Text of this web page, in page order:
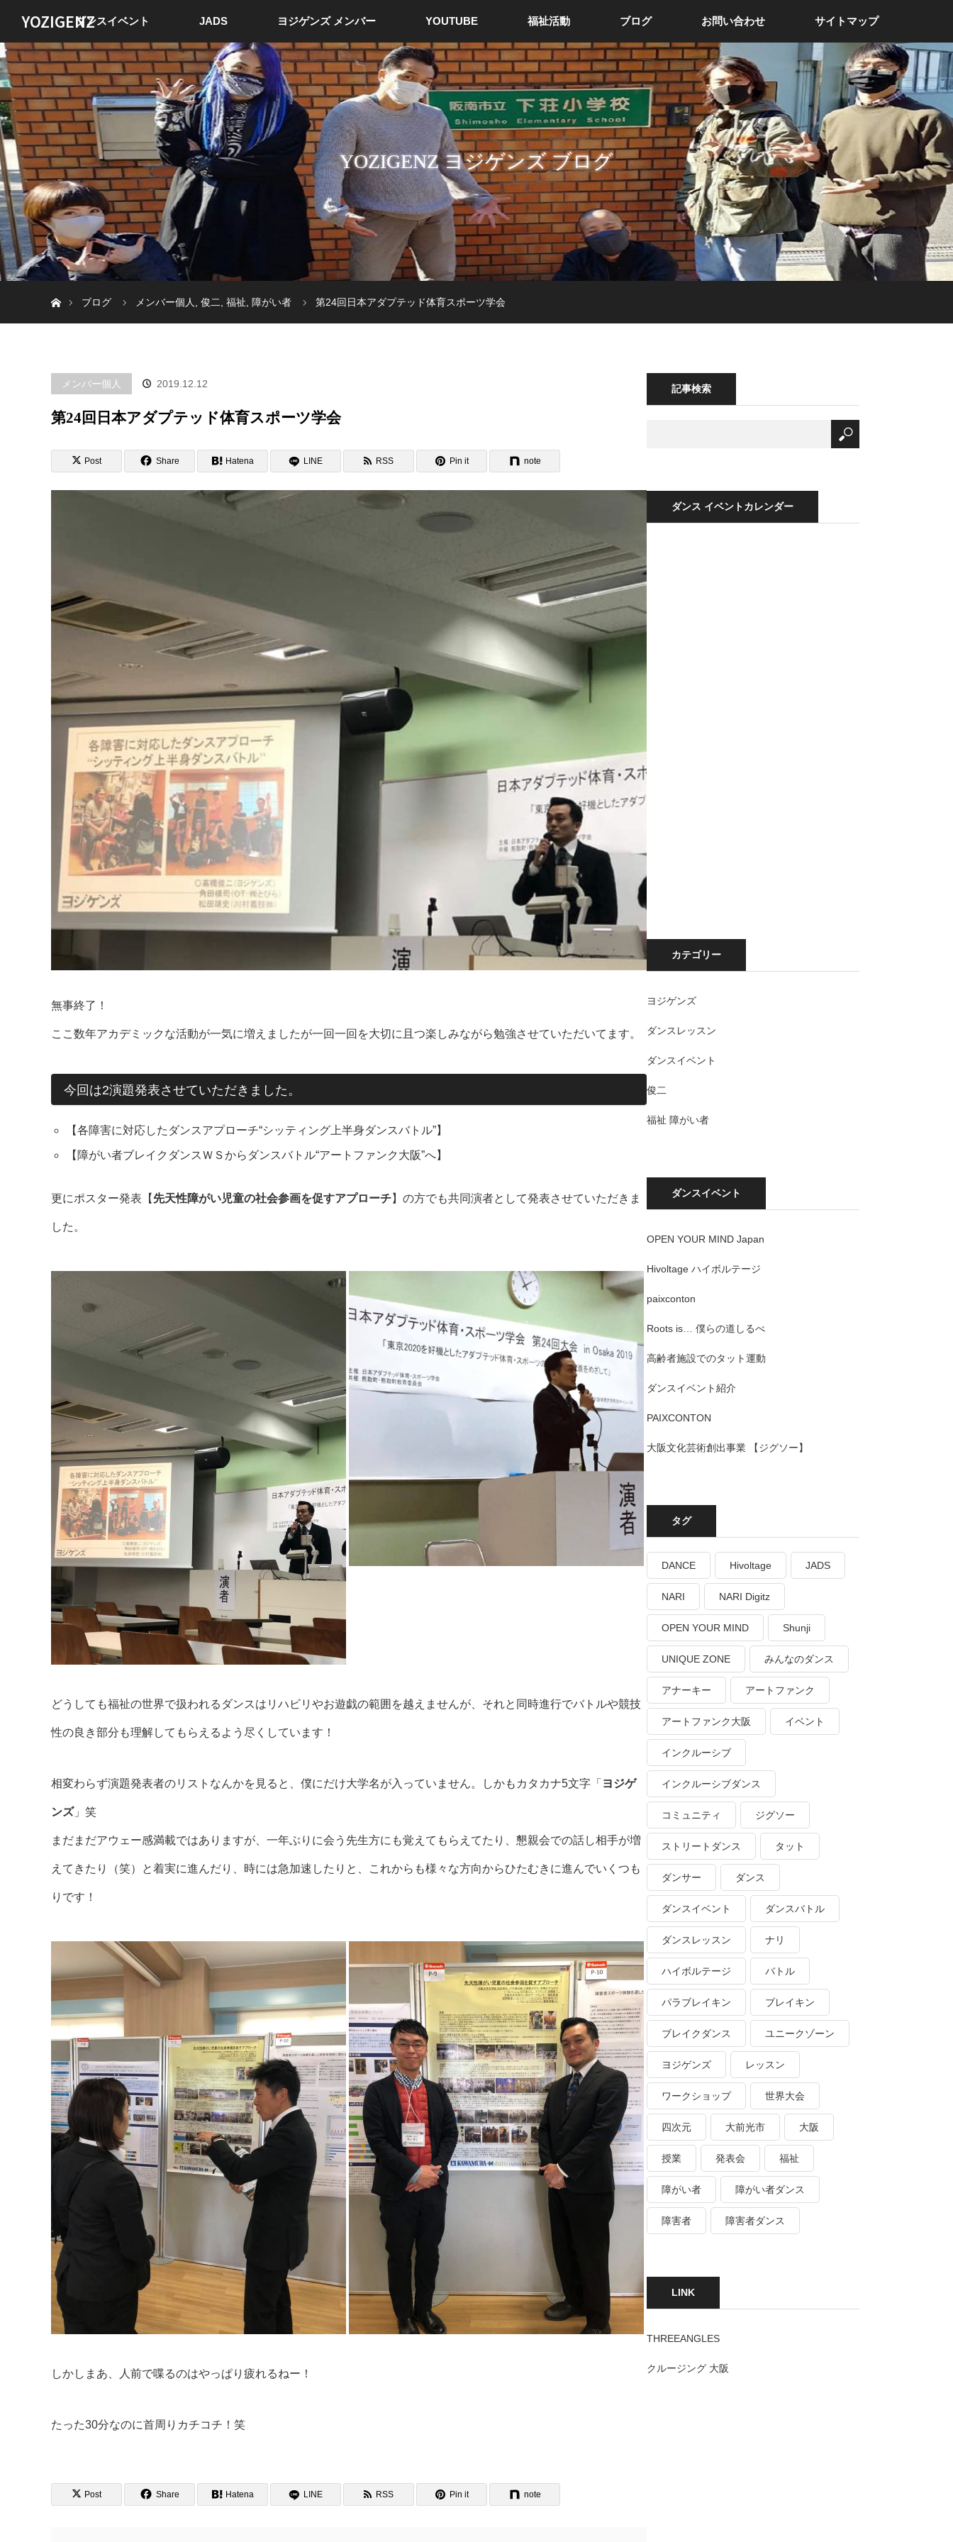
YOZIGENZダンスイベント JADS ヨジゲンズ メンバー YOUTUBE 福祉活動 ブログ お問い合わせ サイトマップ
YOZIGENZ ヨジゲンズ ブログ
ブログ
メンバー個人 俊二 福祉 障がい者 第24回日本アダプテッド体育スポーツ学会
メンバー個人 2019.12.12
第24回日本アダプテッド体育スポーツ学会
Post Share Hatena LINE RSS Pin it note
無事終了！
ここ数年アカデミックな活動が一気に増えましたが一回一回を大切に且つ楽しみながら勉強させていただいてます。
今回は2演題発表させていただきました。
【各障害に対応したダンスアプローチ“シッティング上半身ダンスバトル”】
【障がい者ブレイクダンスＷＳからダンスバトル“アートファンク大阪”へ】
更にポスター発表【 先天性障がい児童の社会参画を促すアプローチ】の方でも共同演者として発表させていただきま
した。
どうしても福祉の世界で扱われるダンスはリハビリやお遊戯の範囲を越えませんが、それと同時進行でバトルや競技
性の良き部分も理解してもらえるよう尽くしています！
相変わらず演題発表者のリストなんかを見ると、僕にだけ大学名が入っていません。しかもカタカナ5文字「 ヨジゲ
ンズ」笑
まだまだアウェー感満載ではありますが、一年ぶりに会う先生方にも覚えてもらえてたり、懇親会での話し相手が増
えてきたり（笑）と着実に進んだり、時には急加速したりと、これからも様々な方向からひたむきに進んでいくつも
りです！
しかしまあ、人前で喋るのはやっぱり疲れるねー！
たった30分なのに首周りカチコチ！笑
Post Share Hatena LINE RSS Pin it note
記事検索
ダンス イベントカレンダー
カテゴリー
ヨジゲンズ
ダンスレッスン
ダンスイベント
俊二
福祉 障がい者
ダンスイベント
OPEN YOUR MIND Japan
Hivoltage ハイボルテージ
paixconton
Roots is… 僕らの道しるべ
高齢者施設でのタット運動
ダンスイベント紹介
PAIXCONTON
大阪文化芸術創出事業 【ジグソー】
タグ
DANCE Hivoltage JADS
NARI NARI Digitz
OPEN YOUR MIND Shunji
UNIQUE ZONE みんなのダンス
アナーキー アートファンク
アートファンク大阪 イベント
インクルーシブ
インクルーシブダンス
コミュニティ ジグソー
ストリートダンス タット
ダンサー ダンス
ダンスイベント ダンスバトル
ダンスレッスン ナリ
ハイボルテージ バトル
パラブレイキン ブレイキン
ブレイクダンス ユニークゾーン
ヨジゲンズ レッスン
ワークショップ 世界大会
四次元 大前光市 大阪
授業 発表会 福祉
障がい者 障がい者ダンス
障害者 障害者ダンス
LINK
THREEANGLES
クルージング 大阪